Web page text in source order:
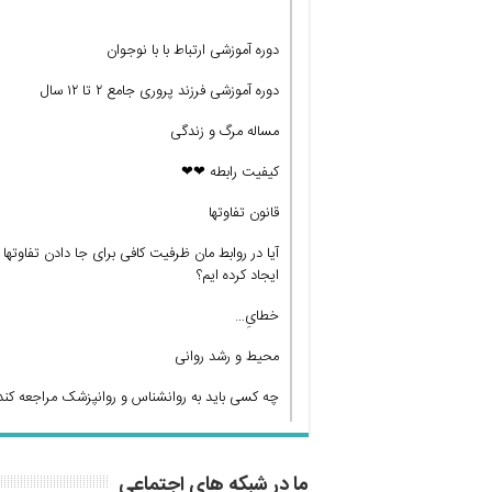
دوره آموزشی ارتباط با با نوجوان
دوره آموزشی فرزند پروری جامع ۲ تا ۱۲ سال
مساله مرگ و زندگی
کیفیت رابطه ❤❤
قانون تفاوتها
آیا در روابط مان ظرفیت کافی برای جا دادن تفاوتها
ایجاد کرده ایم؟
خطایِ…
محیط و رشد روانی
چه کسی باید به روانشناس و روانپزشک مراجعه
ما در شبکه های اجتماعی